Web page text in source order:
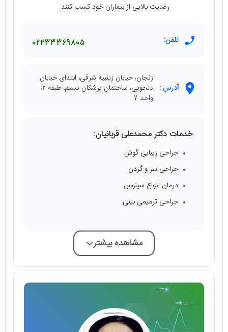
رضایت بالایی از بیماران خود کسب کنند.
تلفن: 02433369805
آدرس :
زنجان، خیابان زینبیه شرقی، ابتدای خیابان
دلجویی، ساختمان پزشکان نسیم، طبقه 2،
واحد 7
خدمات دکتر محمدعلی قربانیان:
جراحی زیبایی گوش
جراحی سر و گردن
درمان انواع سینوس
جراحی ترمیمی بینی
مشاهده بیشتر